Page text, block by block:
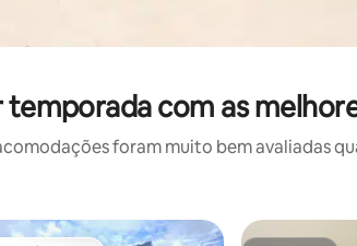
com as
foram muito bem avaliadas